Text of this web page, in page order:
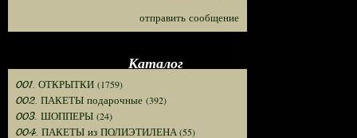
отправить сообщение
Каталог
001. ОТКРЫТКИ (1759)
002. ПАКЕТЫ подарочные (392)
003. ШОППЕРЫ (24)
004. ПАКЕТЫ из ПОЛИЭТИЛЕНА(55)